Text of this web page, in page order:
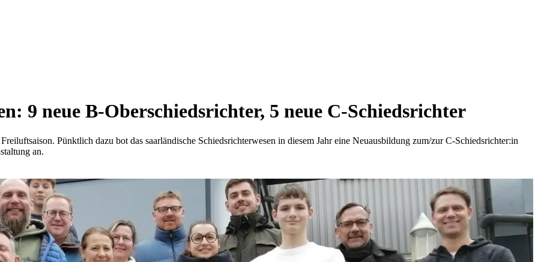
9 neue B-Oberschiedsrichter, 5 neue C-Schiedsrichter
Pünktlich dazu bot das saarländische Schiedsrichterwesen in diesem Jahr eine Neuausbildung zum/zur C-Schiedsrichter:in
an.